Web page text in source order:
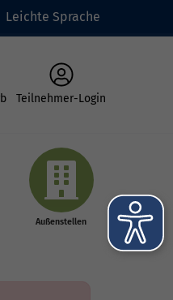
Leichte Sprache
Teilnehmer-Login
Außenstellen